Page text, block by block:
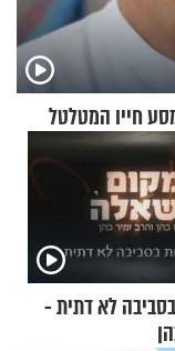
חייו המטלטל
לא דתית -